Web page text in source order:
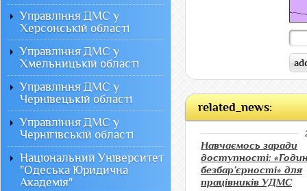
related_news:
Навчаємось заради
доступності:
безбар’єрності» для
працівників УДМС
Управління ДМС у
Херсонській області
Управління ДМС у
Хмельницькій області
Управління ДМС у
Чернівецькій області
Управління ДМС у
Чернігівській області
Національний Університет
"Одеська Юридична
Академія"